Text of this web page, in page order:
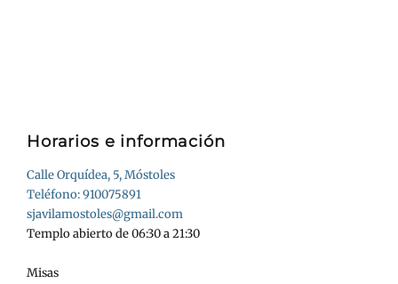
Horarios e información
Calle Orquídea, 5, Móstoles
Teléfono: 910075891
sjavilamostoles@gmail.com
Templo abierto de 06:30 a 21:30
Misas